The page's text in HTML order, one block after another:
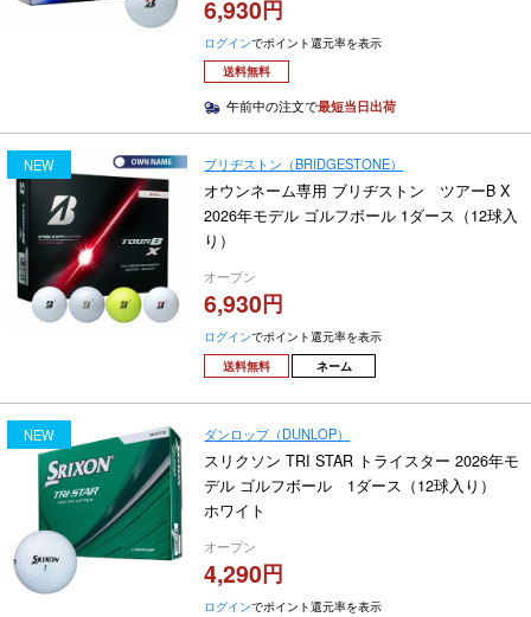
6,930
ログインでポイント還元率を表示
送料無料
午前中の注文で最短当日出荷
NEW ブリヂストン（BRIDGESTONE）
オウンネーム専用 ブリヂストン ツアーB X
2026年モデル ゴルフボール 1ダース（12球入
り）
オープン
6,930
ログインでポイント還元率を表示
送料無料
ネーム
NEW ダンロップ（DUNLOP）
スリクソン TRI STAR トライスター 2026年モ
デル ゴルフボール 1ダース（12球入り）
ホワイト
オープン
4,290
ログインでポイント還元率を表示